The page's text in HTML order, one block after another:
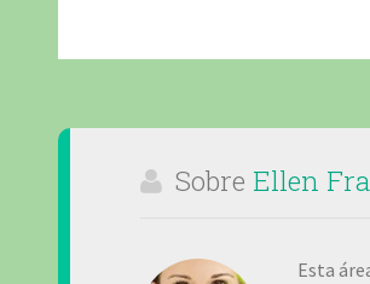
Sobre Ellen
Esta